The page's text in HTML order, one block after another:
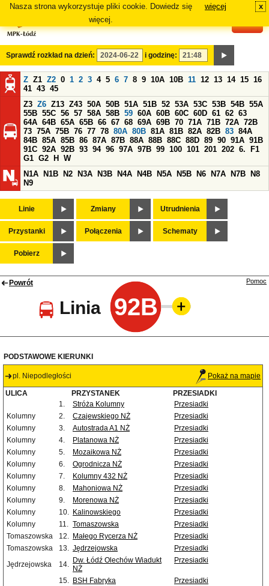
Nasza strona wykorzystuje pliki cookie. Dowiedz się
więcej.
więcej x
Sprawdź rozkład na dzień: i godzinę:
Z Z1 Z2 0 1 2 3 4 5 6 7 8 9 10A 10B 11 12 13 14 15 16
41 43 45
Z3 Z6 Z13 Z43 50A 50B 51A 51B 52 53A 53C 53B 54B 55A
55B 55C 56 57 58A 58B 59 60A 60B 60C 60D 61 62 63
64A 64B 65A 65B 66 67 68 69A 69B 70 71A 71B 72A 72B
73 75A 75B 76 77 78 80A 80B 81A 81B 82A 82B 83 84A
84B 85A 85B 86 87A 87B 88A 88B 88C 88D 89 90 91A 91B
91C 92A 92B 93 94 96 97A 97B 99 100 101 201 202 6.
F1
G1 G2 H
W
N1A
N1B N2 N3A N3B N4A N4B N5A N5B N6 N7A N7B
N8
N9
Linie Zmiany Utrudnienia
Przystanki Połączenia Schematy
Pobierz
Powrót
Linia 92B
Pomoc
PODSTAWOWE KIERUNKI
pl. Niepodległości Pokaż na mapie
ULICA PRZYSTANEK
PRZESIADKI
1.
Stróża Kolumny
Przesiadki
Kolumny
2. Czajewskiego NŻ
Przesiadki
Kolumny
3. Autostrada A1 NŻ
Przesiadki
Kolumny
4. Platanowa NŻ
Przesiadki
Kolumny
5. Mozaikowa NŻ
Przesiadki
Kolumny
6. Ogrodnicza NŻ
Przesiadki
Kolumny
7. Kolumny 432 NŻ
Przesiadki
Kolumny
8. Mahoniowa NŻ
Przesiadki
Kolumny
9. Morenowa NŻ
Przesiadki
Kolumny
10. Kalinowskiego
Przesiadki
Kolumny
11. Tomaszowska
Przesiadki
Tomaszowska
12. Małego Rycerza NŻ
Przesiadki
Tomaszowska
13. Jędrzejowska
Przesiadki
Jędrzejowska
14. Dw. Łódź Olechów Wiadukt
NŻ
Przesiadki
15. BSH Fabryka
Przesiadki